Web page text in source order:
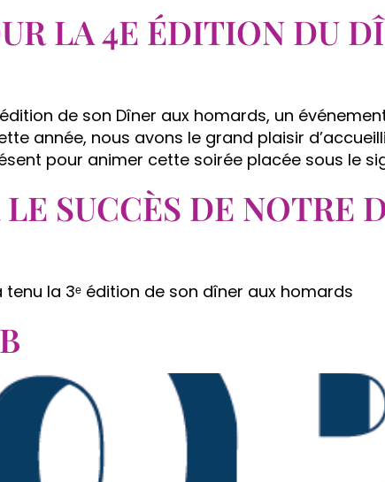
LA 4E ÉDITION DU
de son Dîner aux homards, un
année, nous avons le grand plaisir
pour animer cette soirée placée sous le
SUCCÈS DE NOTRE
tenu la 3ᵉ édition de son dîner aux homards